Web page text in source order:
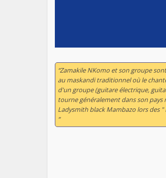
“Zamakile NKomo et son groupe
au maskandi traditionnel où le
d'un groupe (guitare électrique,
tourne généralement dans son pays
Ladysmith black Mambazo lors des
”